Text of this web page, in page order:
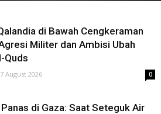
di Bawah Cengkeraman
Militer dan Ambisi Ubah
Quds
7 August 2026 0
di Gaza: Saat Seteguk Air